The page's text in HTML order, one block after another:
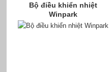
Bộ điều khiển nhiệt
Winpark